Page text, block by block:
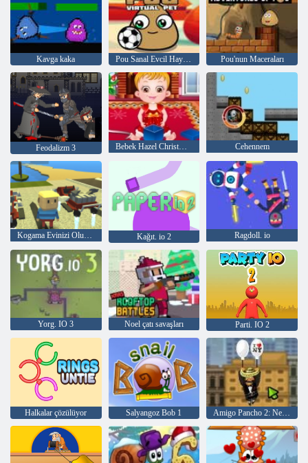
Kavga kaka Pou Sanal Evcil Hayvanım Pou'nun Maceraları
Feodalizm 3 Bebek Hazel Christmas Time Cehennem
Kogama Evinizi Oluşturun Kağıt. io 2 Ragdoll. io
Yorg. IO 3 Noel çatı savaşları Parti. IO 2
Halkalar çözülüyor Salyangoz Bob 1 Amigo Pancho 2: New York Partisi